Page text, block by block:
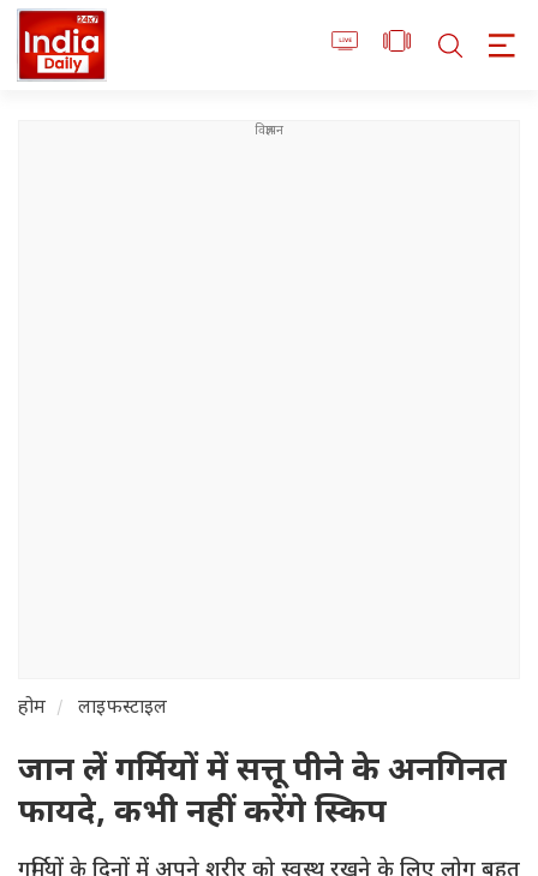
होम लाइफस्टाइल
जान लें गर्मियों में सत्तू पीने के अनगिनत
फायदे, कभी नहीं करेंगे स्किप